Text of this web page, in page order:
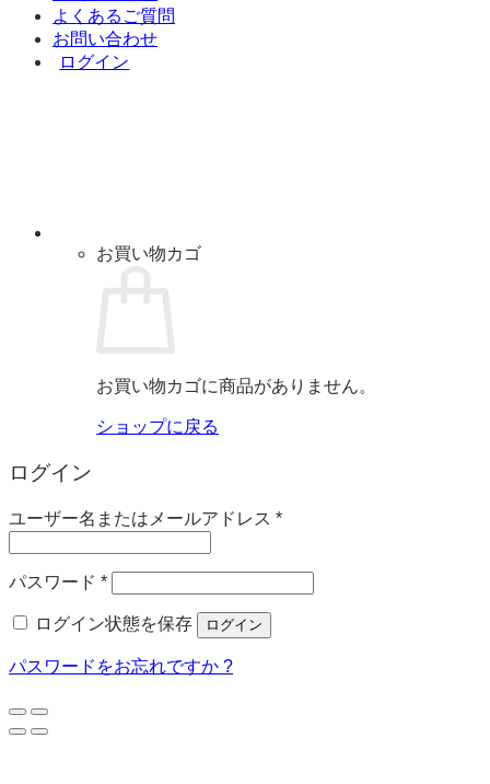
よくあるご質問
お問い合わせ
ログイン
お買い物カゴ
お買い物カゴに商品がありません。
ショップに戻る
ログイン
ユーザー名またはメールアドレス *必
パスワード *必
ログイン状態を保存
ログイン
パスワードをお忘れですか ?